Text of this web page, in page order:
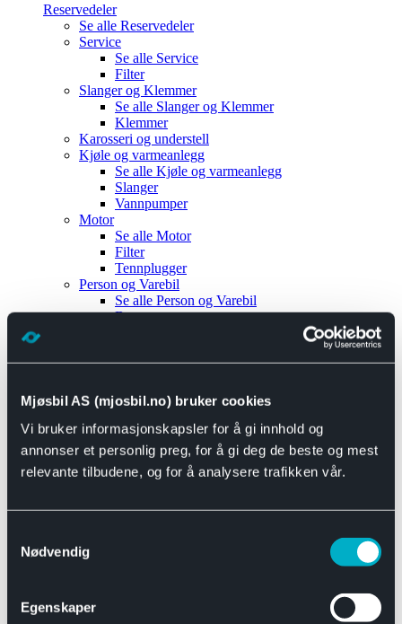
Mjøsbil AS (mjosbil.no) bruker cookies
Vi bruker informasjonskapsler for å gi innhold og
annonser et personlig preg, for å gi deg de beste og mest
relevante tilbudene, og for å analysere trafikken vår.
Nødvendig
Egenskaper
Reservedeler
Se alle Reservedeler
Service
Se alle Service
Filter
Slanger og Klemmer
Se alle Slanger og Klemmer
Klemmer
Karosseri og understell
Kjøle og varmeanlegg
Se alle Kjøle og varmeanlegg
Slanger
Vannpumper
Motor
Se alle Motor
Filter
Tennplugger
Person og Varebil
Se alle Person og Varebil
Brems
Motor og drivverk
Se alle Universal
Bremsedeler
Se alle Bremsedeler
Bremsenippler
Drivline og motor
Se alle Drivline og motor
Eksosanlegg